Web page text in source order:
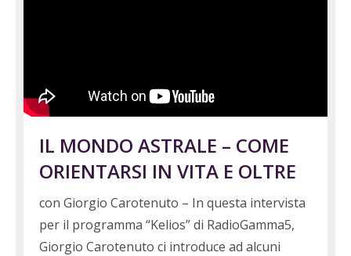
IL MONDO ASTRALE – COME
ORIENTARSI IN VITA E OLTRE
con Giorgio Carotenuto – In questa intervista
per il programma “Kelios” di RadioGamma5,
Giorgio Carotenuto ci introduce ad alcuni